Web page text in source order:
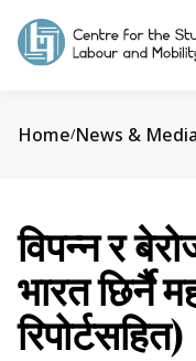
Home/News & Media
विपन्न र
भारत छिर्नै
रिपोर्टसहित)